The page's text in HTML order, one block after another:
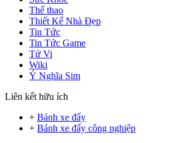
Thể thao
Thiết Kế Nhà Đẹp
Tin Tức
Tin Tức Game
Tử Vi
Wiki
Ý Nghĩa Sim
Liên kết hữu ích
+ Bánh xe đẩy
+ Bánh xe đẩy công nghiệp